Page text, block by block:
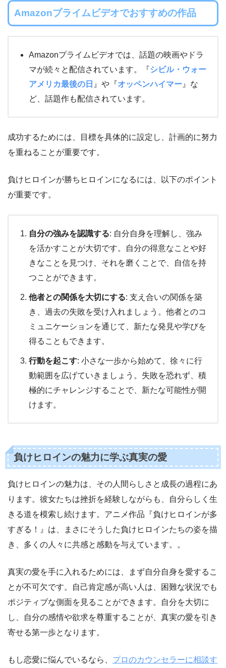
Amazonプライムビデオでおすすめの作品
Amazonプライムビデオでは、話題の映画やドラ
マが続々と配信されています。『シビル・ウォー
アメリカ最後の日 』や『オッペンハイマー 』な
ど、話題作も配信されています。
成功するためには、目標を具体的に設定し、計画的に努力
を重ねることが重要です。
負けヒロインが勝ちヒロインになるには、以下のポイント
が重要です。
自分の強みを認識する: 自分自身を理解し、強み
を活かすことが大切です。自分の得意なことや好
きなことを見つけ、それを磨くことで、自信を持
つことができます。
他者との関係を大切にする: 支え合いの関係を築
き、過去の失敗を受け入れましょう。他者とのコ
ミュニケーションを通じて、新たな発見や学びを
得ることもできます。
行動を起こす: 小さな一歩から始めて、徐々に行
動範囲を広げていきましょう。失敗を恐れず、積
極的にチャレンジすることで、新たな可能性が開
けます。
負けヒロインの魅力に学ぶ真実の愛
負けヒロインの魅力は、その人間らしさと成長の過程にあ
ります。彼女たちは挫折を経験しながらも、自分らしく生
きる道を模索し続けます。アニメ作品『負けヒロインが多
すぎる！』は、まさにそうした負けヒロインたちの姿を描
き、多くの人々に共感と感動を与えています。。
真実の愛を手に入れるためには、まず自分自身を愛するこ
とが不可欠です。自己肯定感が高い人は、困難な状況でも
ポジティブな側面を見ることができます。自分を大切に
し、自分の感情や欲求を尊重することが、真実の愛を引き
寄せる第一歩となります。
もし恋愛に悩んでいるなら、 プロのカウンセラーに相談す